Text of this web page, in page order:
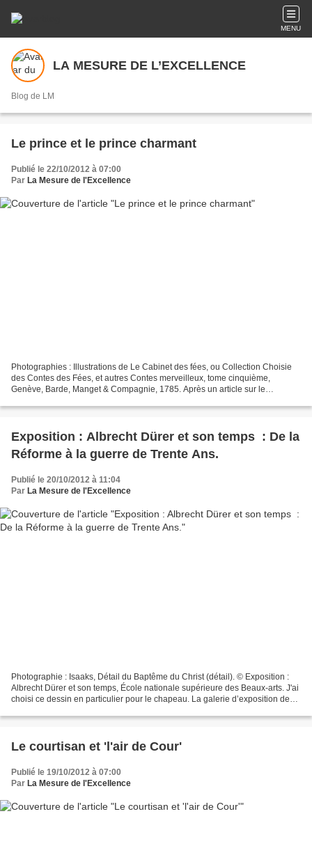
MENU
LA MESURE DE L’EXCELLENCE
Blog de LM
Le prince et le prince charmant
Publié le 22/10/2012 à 07:00
Par La Mesure de l'Excellence
Photographies : Illustrations de Le Cabinet des fées, ou Collection Choisie
des Contes des Fées, et autres Contes merveilleux, tome cinquième,
Genève, Barde, Manget & Compagnie, 1785. Après un article sur le
Exposition : Albrecht Dürer et son temps : De la
Réforme à la guerre de Trente Ans.
Publié le 20/10/2012 à 11:04
Par La Mesure de l'Excellence
Photographie : Isaaks, Détail du Baptême du Christ (détail). © Exposition :
Albrecht Dürer et son temps, École nationale supérieure des Beaux-arts. J'ai
choisi ce dessin en particulier pour le chapeau. La galerie d’exposition de
Le courtisan et 'l'air de Cour'
Publié le 19/10/2012 à 07:00
Par La Mesure de l'Excellence